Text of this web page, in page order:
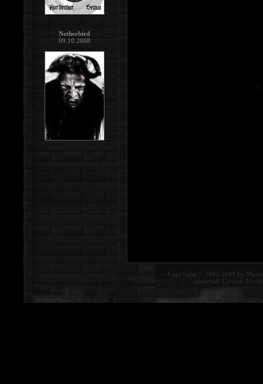
Copyright © 2005-2009 by
reserved. Contact:
Netherbird
09.10.2008